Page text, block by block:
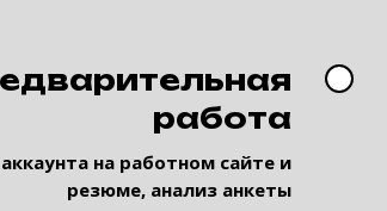
работа
на работном сайте и
резюме, анализ анкеты